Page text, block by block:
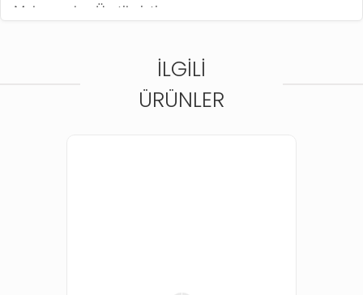
Malzemeden Üretilmiştir.
İLGILI
ÜRÜNLER